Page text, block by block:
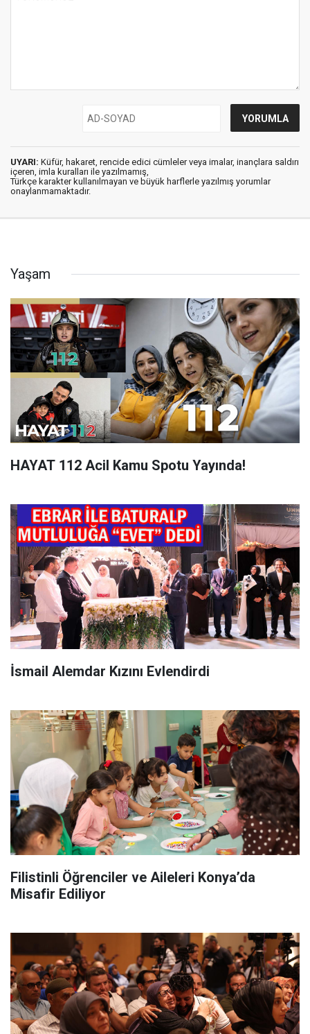
UYARI: Küfür, hakaret, rencide edici cümleler veya imalar, inançlara saldırı
içeren, imla kuralları ile yazılmamış,
Türkçe karakter kullanılmayan ve büyük harflerle yazılmış yorumlar
onaylanmamaktadır.
Yaşam
HAYAT 112 Acil Kamu Spotu Yayında!
İsmail Alemdar Kızını Evlendirdi
Filistinli Öğrenciler ve Aileleri Konya’da
Misafir Ediliyor